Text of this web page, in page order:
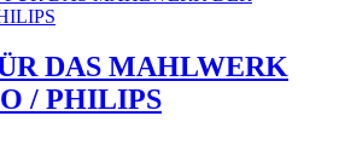
DAS MAHLWERK
/ PHILIPS